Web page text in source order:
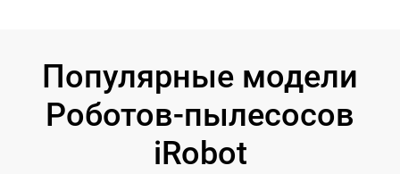
Популярные модели
Роботов-пылесосов
iRobot